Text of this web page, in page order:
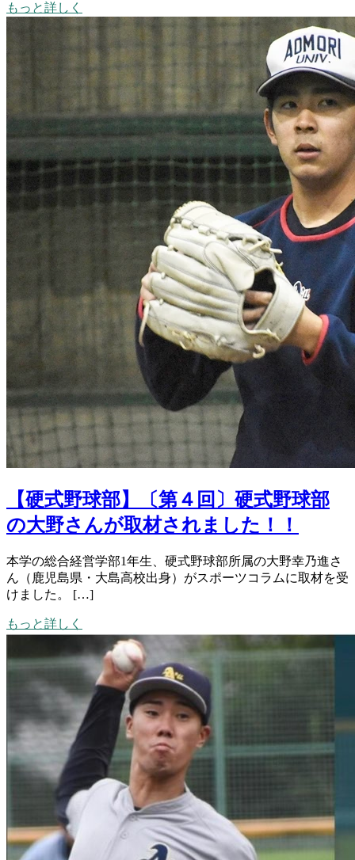
もっと詳しく
【硬式野球部】〔第４回〕硬式野球部
の大野さんが取材されました！！
本学の総合経営学部1年生、硬式野球部所属の大野幸乃進さ
ん（鹿児島県・大島高校出身）がスポーツコラムに取材を受
けました。 […]
もっと詳しく